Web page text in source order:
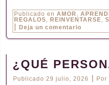
Publicado en AMOR ,
REGALOS, REINVENTARSE,
Deja un comentario
¿QUÉ
Publicado 29 julio, 2026 Por